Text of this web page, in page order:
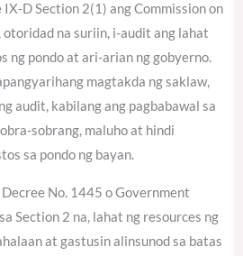
D Section 2(1) ang Commission on
na suriin, i-audit ang lahat
ng pondo at ari-arian ng gobyerno.
magtakda ng saklaw,
audit, kabilang ang pagbabawal sa
sobrang, maluho at hindi
sa pondo ng bayan.
No. 1445 o Government
Section 2 na, lahat ng resources ng
at gastusin alinsunod sa batas